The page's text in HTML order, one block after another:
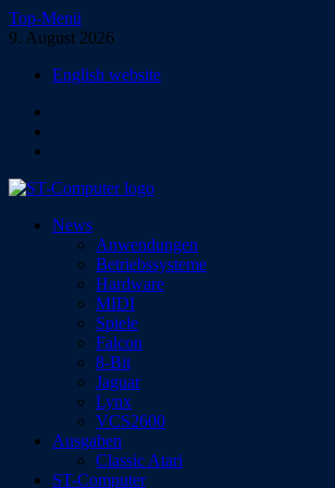
Zum
Inhalt
Top-Menü
9. August 2026
English website
ST-Computer
Das Magazin für Atari-Computer und -Konsolen
News
Anwendungen
Betriebssysteme
Hardware
MIDI
Spiele
Falcon
8-Bit
Jaguar
Lynx
VCS2600
Ausgaben
Classic Atari
ST-Computer